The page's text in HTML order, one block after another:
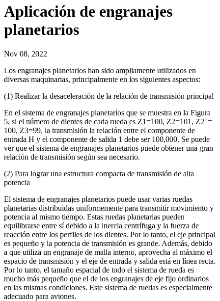
Aplicación de engranajes
planetarios
Nov 08, 2022
Los engranajes planetarios han sido ampliamente utilizados en
diversas maquinarias, principalmente en los siguientes aspectos:
(1) Realizar la desaceleración de la relación de transmisión principal
En el sistema de engranajes planetarios que se muestra en la Figura
5, si el número de dientes de cada rueda es Z1=100, Z2=101, Z2 '=
100, Z3=99, la transmisión la relación entre el componente de
entrada H y el componente de salida 1 debe ser 100,000. Se puede
ver que el sistema de engranajes planetarios puede obtener una gran
relación de transmisión según sea necesario.
(2) Para lograr una estructura compacta de transmisión de alta
potencia
El sistema de engranajes planetarios puede usar varias ruedas
planetarias distribuidas uniformemente para transmitir movimiento y
potencia al mismo tiempo. Estas ruedas planetarias pueden
equilibrarse entre sí debido a la inercia centrífuga y la fuerza de
reacción entre los perfiles de los dientes. Por lo tanto, el eje principal
es pequeño y la potencia de transmisión es grande. Además, debido
a que utiliza un engranaje de malla interno, aprovecha al máximo el
espacio de transmisión y el eje de entrada y salida está en línea recta.
Por lo tanto, el tamaño espacial de todo el sistema de rueda es
mucho más pequeño que el de los engranajes de eje fijo ordinarios
en las mismas condiciones. Este sistema de ruedas es especialmente
adecuado para aviones.